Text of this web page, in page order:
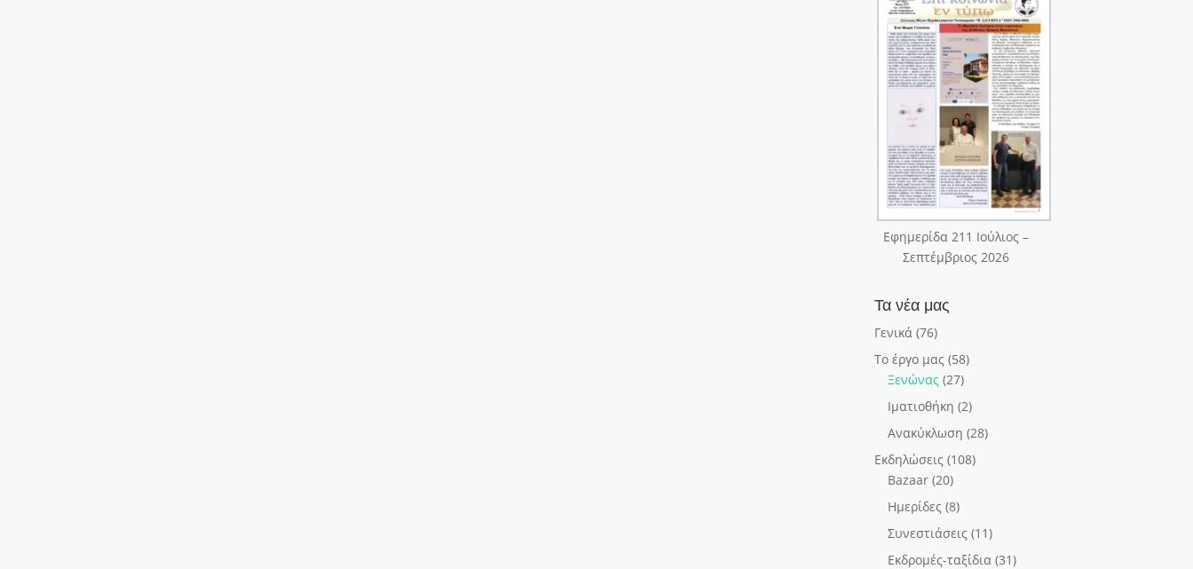
Εφημερίδα 211 Ιούλιος –
Σεπτέμβριος 2026
Τα νέα μας
Γενικά (76)
Το έργο μας (58)
Ξενώνας (27)
Ιματιοθήκη (2)
Ανακύκλωση (28)
Εκδηλώσεις (108)
Bazaar (20)
Ημερίδες (8)
Συνεστιάσεις (11)
Εκδρομές-ταξίδια (31)